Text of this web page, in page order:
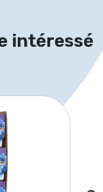
intéressé